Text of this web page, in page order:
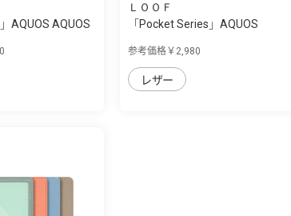
AQUOS AQUOS
ＬＯＯＦ
「Pocket Series」AQUOS
参考価格￥2,980
レザー